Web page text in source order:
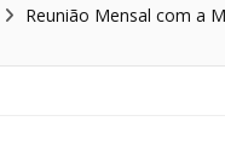
Reunião Mensal com a